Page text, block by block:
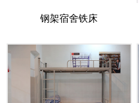
钢架宿舍铁床